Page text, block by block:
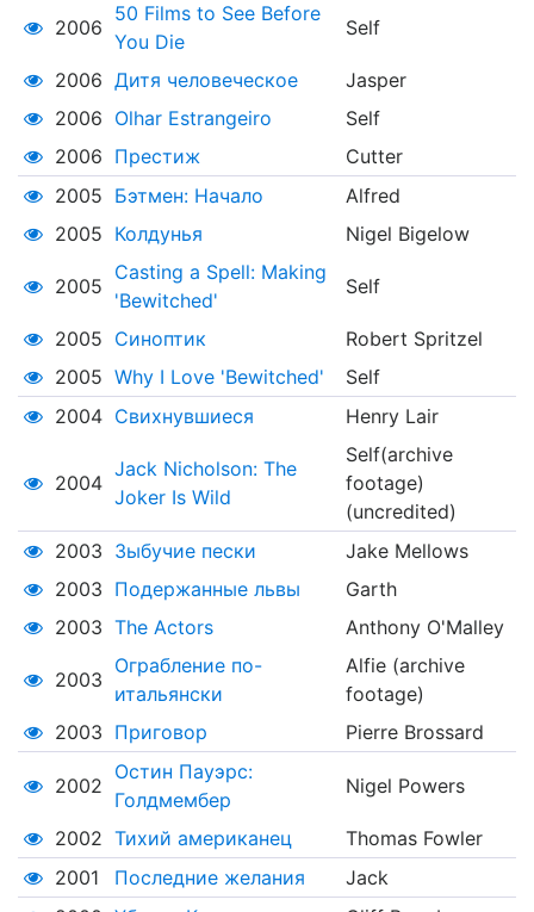
2006
50 Films to See Before
You Die
Self
2006 Дитя человеческое
Jasper
2006 Olhar Estrangeiro
Self
2006 Престиж
Cutter
2005 Бэтмен: Начало
Alfred
2005 Колдунья Nigel Bigelow
2005
Casting a Spell: Making
'Bewitched'
Self
2005 Синоптик
Robert Spritzel
2005 Why I Love 'Bewitched'
Self
2004 Свихнувшиеся Henry Lair
2004
Jack Nicholson: The
Joker Is Wild
Self(archive
footage)
(uncredited)
2003 Зыбучие пески
Jake Mellows
2003 Подержанные львы
Garth
2003 The Actors Anthony O'Malley
2003
Ограбление по-
итальянски
Alfie (archive
footage)
2003 Приговор Pierre Brossard
2002
Остин Пауэрс:
Голдмембер
Nigel Powers
2002 Тихий американец
Thomas Fowler
2001
Последние желания
Jack